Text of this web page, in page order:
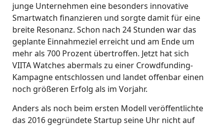
junge Unternehmen eine besonders innovative
Smartwatch finanzieren und sorgte damit für eine
breite Resonanz. Schon nach 24 Stunden war das
geplante Einnahmeziel erreicht und am Ende um
mehr als 700 Prozent übertroffen. Jetzt hat sich
VIITA Watches abermals zu einer Crowdfunding-
Kampagne entschlossen und landet offenbar einen
noch größeren Erfolg als im Vorjahr.
Anders als noch beim ersten Modell veröffentlichte
das 2016 gegründete Startup seine Uhr nicht auf